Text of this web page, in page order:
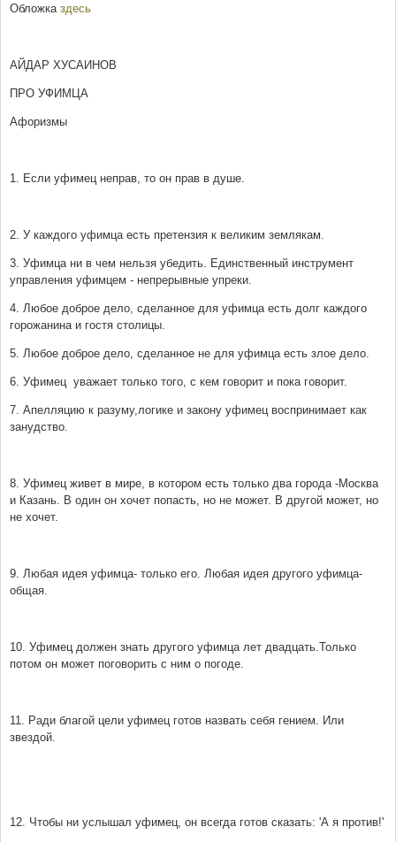
Обложка здесь
АЙДАР ХУСАИНОВ
ПРО УФИМЦА
Афоризмы
1. Если уфимец неправ, то он прав в душе.
2. У каждого уфимца есть претензия к великим землякам.
3. Уфимца ни в чем нельзя убедить. Единственный инструмент
управления уфимцем - непрерывные упреки.
4. Любое доброе дело, сделанное для уфимца есть долг каждого
горожанина и гостя столицы.
5. Любое доброе дело, сделанное не для уфимца есть злое дело.
6. Уфимец уважает только того, с кем говорит и пока говорит.
7. Апелляцию к разуму,логике и закону уфимец воспринимает как
занудство.
8. Уфимец живет в мире, в котором есть только два города -Москва
и Казань. В один он хочет попасть, но не может. В другой может, но
не хочет.
9. Любая идея уфимца- только его. Любая идея другого уфимца-
общая.
10. Уфимец должен знать другого уфимца лет двадцать.Только
потом он может поговорить с ним о погоде.
11. Ради благой цели уфимец готов назвать себя гением. Или
звездой.
12. Чтобы ни услышал уфимец, он всегда готов сказать: 'А я против!'